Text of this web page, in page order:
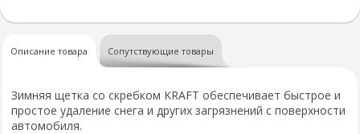
Описание товара Сопутствующие товары
Зимняя щетка со скребком KRAFT обеспечивает быстрое и
простое удаление снега и других загрязнений с поверхности
автомобиля.